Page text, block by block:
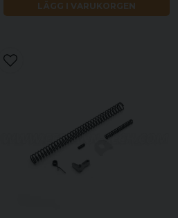
LÄGG I VARUKORGEN